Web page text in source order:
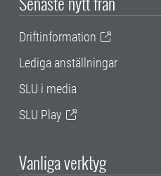
Driftinformation
Lediga anställningar
SLU i media
SLU Play
Vanliga verktyg